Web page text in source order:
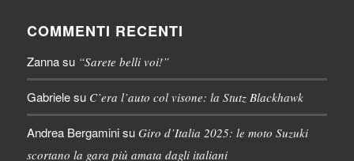
COMMENTI RECENTI
Zannasu “Sarete belli voi!”
Gabrielesu C’era l’auto col visone: la Stutz Blackhawk
Andrea Bergaminisu Giro d’Italia 2025: le moto Suzuki
scortano la gara più amata dagli italiani